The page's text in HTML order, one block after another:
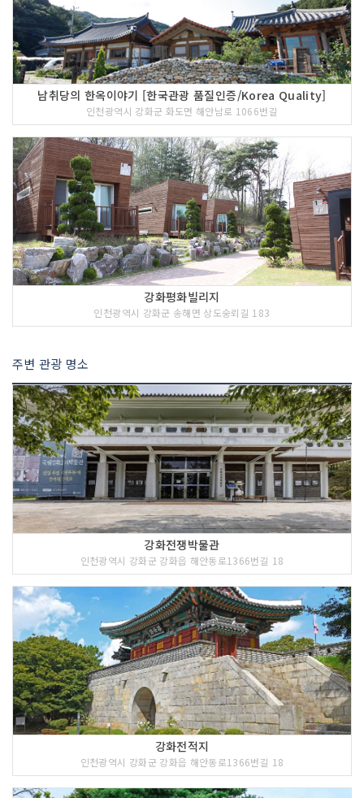
남취당의 한옥이야기 [한국관광 품질인증/Korea Quality]
인천광역시 강화군 화도면 해안남로 1066번길
강화평화빌리지
인천광역시 강화군 송해면 상도숭뢰길 183
주변 관광 명소
강화전쟁박물관
인천광역시 강화군 강화읍 해안동로1366번길 18
강화전적지
인천광역시 강화군 강화읍 해안동로1366번길 18